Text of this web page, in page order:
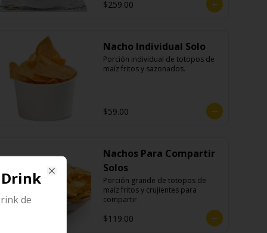
$259.00
Nacho Individual Solo
Porción individual de totopos de
maíz fritos y sazonados.
$59.00
Nachos Para Compartir
Solos
Porción grande de totopos de
maíz fritos y crujientes para
compartir.
$119.00
Drink
de
Close